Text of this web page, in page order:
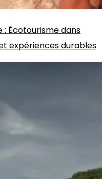
: Écotourisme dans
expériences durables